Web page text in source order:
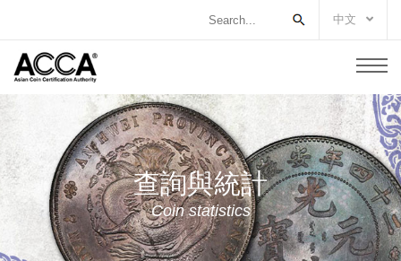
中文
查詢與統計
Coin statistics